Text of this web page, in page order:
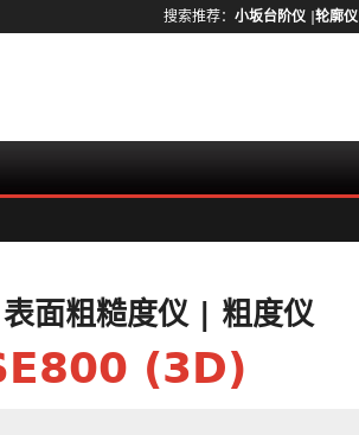
搜索推荐： 小坂台阶仪 轮廓仪
面粗糙度仪 | 粗度仪
(3D)